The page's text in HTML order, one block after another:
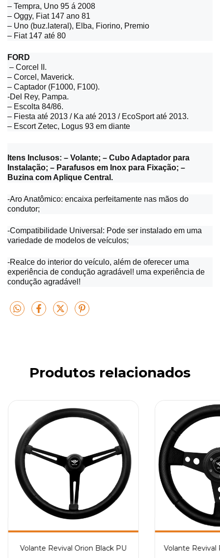
– Tempra, Uno 95 á 2008
– Oggy, Fiat 147 ano 81
– Uno (buz.lateral), Elba, Fiorino, Premio
– Fiat 147 até 80
FORD
– Corcel II.
– Corcel, Maverick.
– Captador (F1000, F100).
-Del Rey, Pampa.
– Escolta 84/86.
– Fiesta até 2013 / Ka até 2013 / EcoSport até 2013.
– Escort Zetec, Logus 93 em diante
Itens Inclusos: – Volante; – Cubo Adaptador para
Instalação; – Parafusos em Inox para Fixação; –
Buzina com Aplique Central.
-Aro Anatômico: encaixa perfeitamente nas mãos do
condutor;
-Compatibilidade Universal: Pode ser instalado em uma
variedade de modelos de veículos;
-Realce do interior do veículo, além de oferecer uma
experiência de condução agradável! uma experiência de
condução agradável!
Produtos relacionados
Volante Revival Orion Black PU Volante Revival